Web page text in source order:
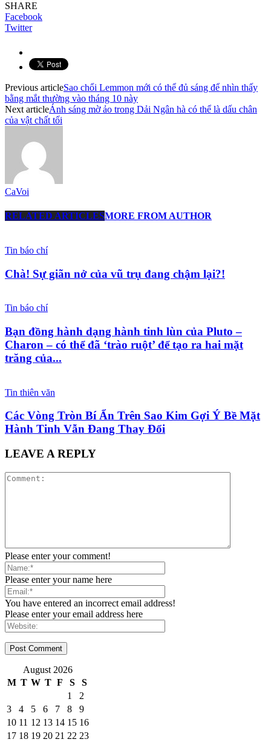
SHARE
Facebook
Twitter
Previous articleSao chổi Lemmon mới có thể đủ sáng để nhìn thấy
bằng mắt thường vào tháng 10 này
Next articleÁnh sáng mờ ảo trong Dải Ngân hà có thể là dấu chân
của vật chất tối
CaVoi
RELATED ARTICLESMORE FROM AUTHOR
Tin báo chí
Chà! Sự giãn nở của vũ trụ đang chậm lại?!
Tin báo chí
Bạn đồng hành dạng hành tinh lùn của Pluto –
Charon – có thể đã ‘trào ruột’ để tạo ra hai mặt
trăng của...
Tin thiên văn
Các Vòng Tròn Bí Ẩn Trên Sao Kim Gợi Ý Bề Mặt
Hành Tinh Vẫn Đang Thay Đổi
LEAVE A REPLY
Please enter your comment!
Please enter your name here
You have entered an incorrect email address!
Please enter your email address here
August 2026
M T W T F S
S
1
2
3
4 5 6 7 8
9
10 11 12 13 14 15 16
17 18 19 20 21 22 23